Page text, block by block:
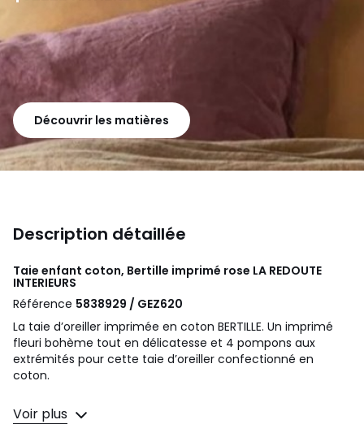
Découvrir les matières
Description détaillée
Taie enfant coton, Bertille imprimé rose LA REDOUTE
INTERIEURS
Référence 5838929 / GEZ620
La taie d’oreiller imprimée en coton BERTILLE. Un imprimé
fleuri bohème tout en délicatesse et 4 pompons aux
extrémités pour cette taie d’oreiller confectionné en
coton.
Description
• 100% coton
Voir plus